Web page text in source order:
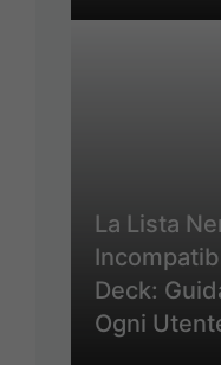
La Lista
Deck:
Ogni